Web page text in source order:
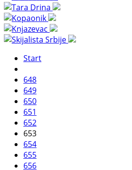
Start
648
649
650
651
652
653
654
655
656